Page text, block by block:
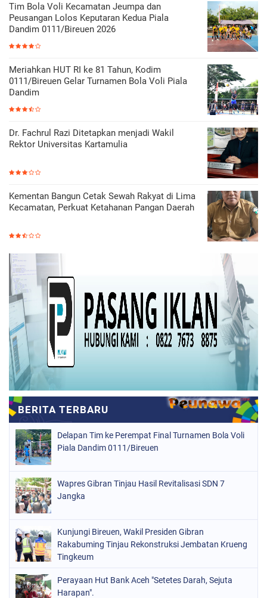
Tim Bola Voli Kecamatan Jeumpa dan
Peusangan Lolos Keputaran Kedua Piala
Dandim 0111/Bireuen 2026
Meriahkan HUT RI ke 81 Tahun, Kodim
0111/Bireuen Gelar Turnamen Bola Voli Piala
Dandim
Dr. Fachrul Razi Ditetapkan menjadi Wakil
Rektor Universitas Kartamulia
Kementan Bangun Cetak Sewah Rakyat di Lima
Kecamatan, Perkuat Ketahanan Pangan Daerah
Delapan Tim ke Perempat Final Turnamen Bola Voli
Piala Dandim 0111/Bireuen
Wapres Gibran Tinjau Hasil Revitalisasi SDN 7
Jangka
Kunjungi Bireuen, Wakil Presiden Gibran
Rakabuming Tinjau Rekonstruksi Jembatan Krueng
Tingkeum
Perayaan Hut Bank Aceh "Setetes Darah, Sejuta
Harapan".